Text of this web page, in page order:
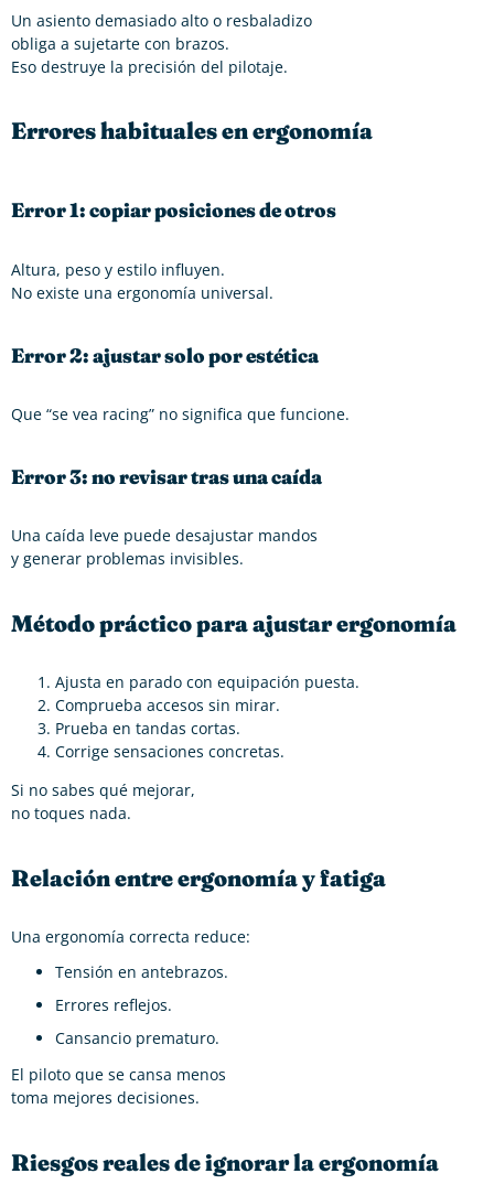
Un asiento demasiado alto o resbaladizo
obliga a sujetarte con brazos.
Eso destruye la precisión del pilotaje.
Errores habituales en ergonomía
Error 1: copiar posiciones de otros
Altura, peso y estilo influyen.
No existe una ergonomía universal.
Error 2: ajustar solo por estética
Que “se vea racing” no significa que funcione.
Error 3: no revisar tras una caída
Una caída leve puede desajustar mandos
y generar problemas invisibles.
Método práctico para ajustar ergonomía
Ajusta en parado con equipación puesta.
Comprueba accesos sin mirar.
Prueba en tandas cortas.
Corrige sensaciones concretas.
Si no sabes qué mejorar,
no toques nada.
Relación entre ergonomía y fatiga
Una ergonomía correcta reduce:
Tensión en antebrazos.
Errores reflejos.
Cansancio prematuro.
El piloto que se cansa menos
toma mejores decisiones.
Riesgos reales de ignorar la ergonomía